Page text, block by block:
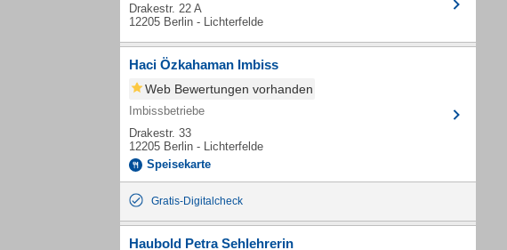
Drakestr. 22 A
12205 Berlin - Lichterfelde
Haci Özkahaman Imbiss
Web Bewertungen vorhanden
Imbissbetriebe
Drakestr. 33
12205 Berlin - Lichterfelde
Speisekarte
Gratis-Digitalcheck
Haubold Petra Sehlehrerin